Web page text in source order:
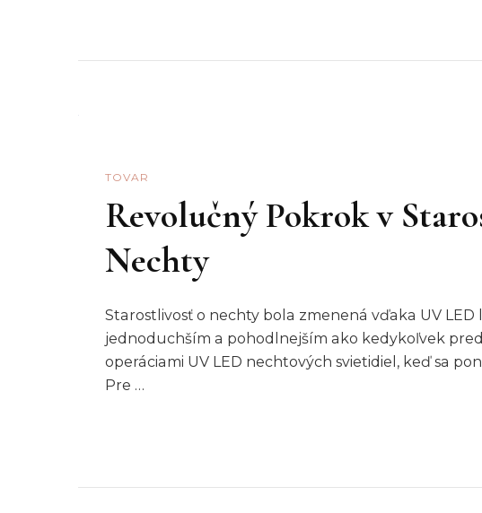
TOVAR
Revolučný Pokrok v
Nechty
Starostlivosť o nechty bola zmenená vďaka UV
jednoduchším a pohodlnejším ako kedykoľvek
operáciami UV LED nechtových svietidiel, keď sa
Pre …